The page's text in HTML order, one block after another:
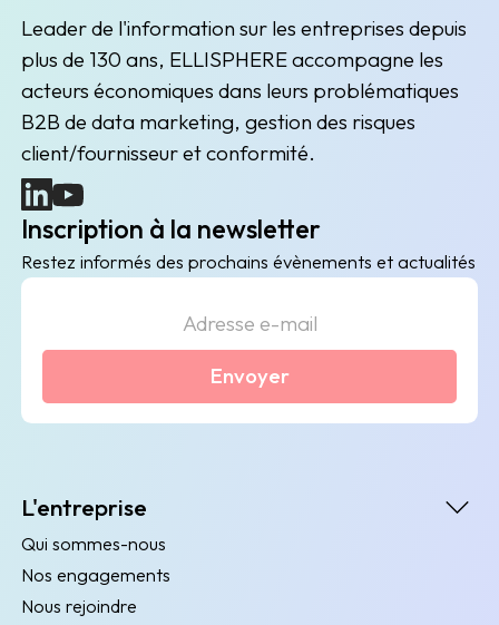
Leader de l'information sur les entreprises depuis
plus de 130 ans, ELLISPHERE accompagne les
acteurs économiques dans leurs problématiques
B2B de data marketing, gestion des risques
client/fournisseur et conformité.
(nouvelle fenêtre)
(nouvelle fenêtre)
Inscription à la newsletter
Restez informés des prochains évènements et actualités
Envoyer
L'entreprise
Qui sommes-nous
Nos engagements
Nous rejoindre